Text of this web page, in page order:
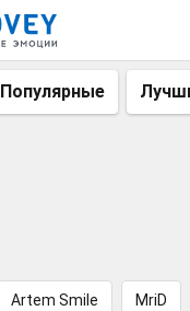
Популярные
Artem Smile MriD